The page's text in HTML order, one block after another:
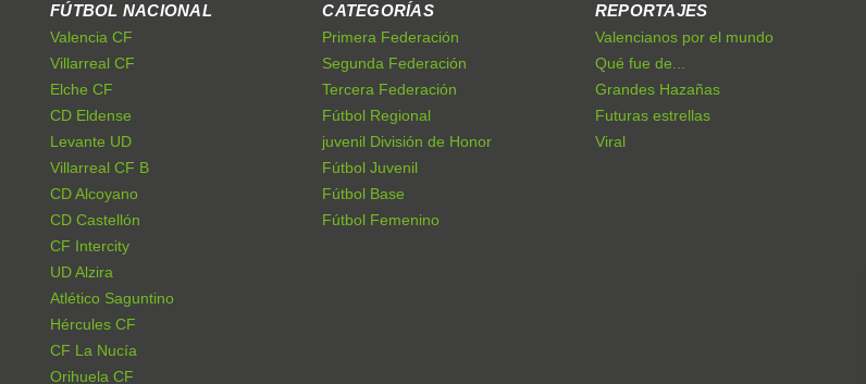
FÚTBOL NACIONAL
Valencia CF
Villarreal CF
Elche CF
CD Eldense
Levante UD
Villarreal CF B
CD Alcoyano
CD Castellón
CF Intercity
UD Alzira
Atlético Saguntino
Hércules CF
CF La Nucía
Orihuela CF
CATEGORÍAS
Primera Federación
Segunda Federación
Tercera Federación
Fútbol Regional
juvenil División de Honor
Fútbol Juvenil
Fútbol Base
Fútbol Femenino
REPORTAJES
Valencianos por el mundo
Qué fue de...
Grandes Hazañas
Futuras estrellas
Viral